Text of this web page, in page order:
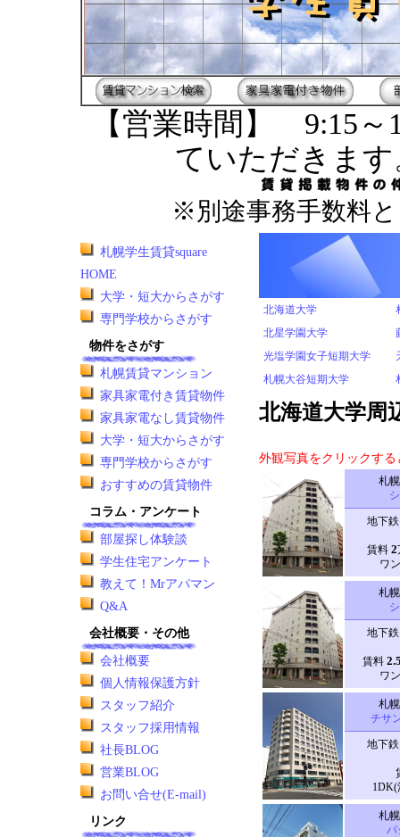
【営業時間】 9:15
ていただきます
※別途事務手数料
北海道大学
北星学園大学
光塩学園女子短期大学
札幌大谷短期大学
北海道大学周
外観写真をクリックす
札
地下
賃料 2
ワ
札
地下
賃料
ワ
札
チサ
地下
1DK(
札
パ
札幌学生賃貸square
HOME
大学・短大からさがす
専門学校からさがす
物件をさがす
札幌賃貸マンション
家具家電付き賃貸物件
家具家電なし賃貸物件
大学・短大からさがす
専門学校からさがす
おすすめの賃貸物件
コラム・アンケート
部屋探し体験談
学生住宅アンケート
教えて！Mrアパマン
Q&A
会社概要・その他
会社概要
個人情報保護方針
スタッフ紹介
スタッフ採用情報
社長BLOG
営業BLOG
お問い合せ(E-mail)
リンク